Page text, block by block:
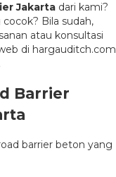
Jakarta dari kami?
Bila sudah,
atau konsultasi
di hargauditch.com
Barrier
barrier beton yang